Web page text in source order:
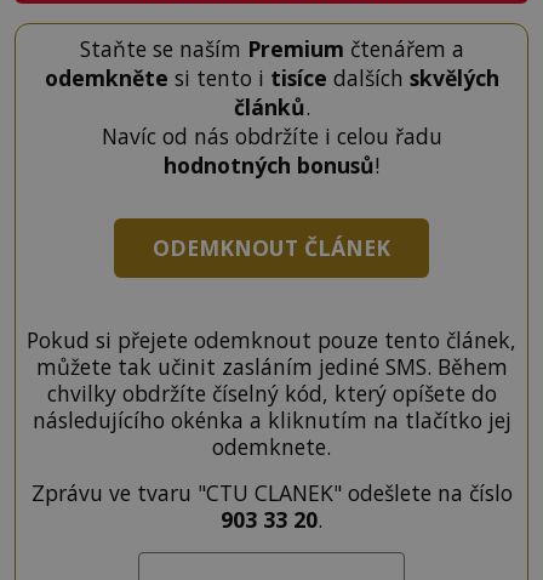
Staňte se naším Premium čtenářem a
odemkněte si tento i tisíce dalších skvělých
článků.
Navíc od nás obdržíte i celou řadu
hodnotných bonusů!
ODEMKNOUT ČLÁNEK
Pokud si přejete odemknout pouze tento článek,
můžete tak učinit zasláním jediné SMS. Během
chvilky obdržíte číselný kód, který opíšete do
následujícího okénka a kliknutím na tlačítko jej
odemknete.
Zprávu ve tvaru "CTU CLANEK" odešlete na číslo
903 33 20.